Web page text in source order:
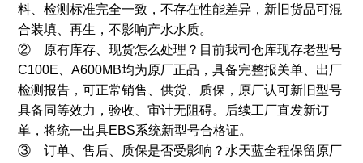
料、检测标准完全一致，不存在性能差异，新旧货品可混
合装填、再生，不影响产水水质。
② 原有库存、现货怎么处理？目前我司仓库现存老型号
C100E、A600MB均为原厂正品，具备完整报关单、出厂
检测报告，可正常销售、供货、质保，原厂认可新旧型号
具备同等效力，验收、审计无阻碍。后续工厂直发新订
单，将统一出具EBS系统新型号合格证。
③ 订单、售后、质保是否受影响？水天蓝全程保留原厂